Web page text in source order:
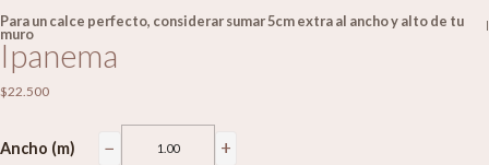
Para un calce perfecto, considerar sumar 5cm extra al ancho y alto de tu
muro
|
Ipanema
$22.500
Ancho (m) − +